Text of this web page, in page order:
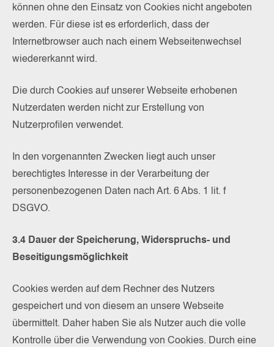
können ohne den Einsatz von Cookies nicht angeboten
werden. Für diese ist es erforderlich, dass der
Internetbrowser auch nach einem Webseitenwechsel
wiedererkannt wird.
Die durch Cookies auf unserer Webseite erhobenen
Nutzerdaten werden nicht zur Erstellung von
Nutzerprofilen verwendet.
In den vorgenannten Zwecken liegt auch unser
berechtigtes Interesse in der Verarbeitung der
personenbezogenen Daten nach Art. 6 Abs. 1 lit. f
DSGVO.
3.4 Dauer der Speicherung, Widerspruchs- und
Beseitigungsmöglichkeit
Cookies werden auf dem Rechner des Nutzers
gespeichert und von diesem an unsere Webseite
übermittelt. Daher haben Sie als Nutzer auch die volle
Kontrolle über die Verwendung von Cookies. Durch eine